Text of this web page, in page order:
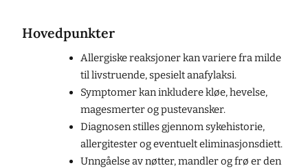
Hovedpunkter
Allergiske reaksjoner kan variere fra milde
til livstruende, spesielt anafylaksi.
Symptomer kan inkludere kløe, hevelse,
magesmerter og pustevansker.
Diagnosen stilles gjennom sykehistorie,
allergitester og eventuelt eliminasjonsdiett.
Unngåelse av nøtter, mandler og frø er den